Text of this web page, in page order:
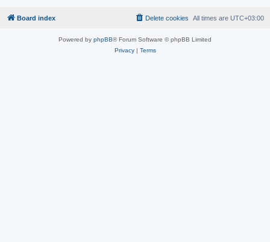
Board index All times are UTC+03:00
Delete cookies
Powered by phpBB® Forum Software © phpBB Limited
Privacy| Terms